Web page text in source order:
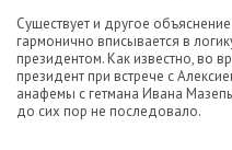
Существует и другое
гармонично вписывается в
президентом. Как известно, во
президент при встрече с
анафемы с гетмана Ивана
до сих пор не последовало.